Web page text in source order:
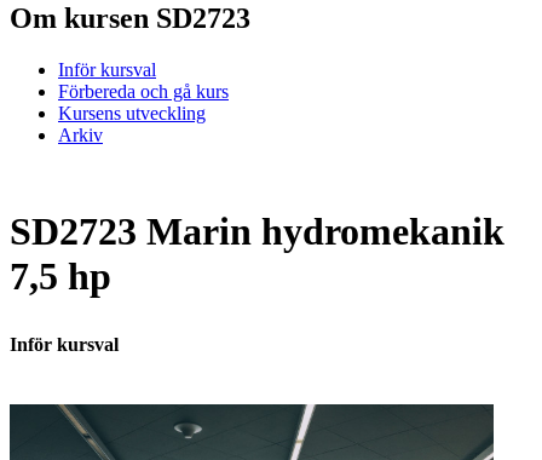
Om kursen SD2723
Inför kursval
Förbereda och gå kurs
Kursens utveckling
Arkiv
SD2723 Marin hydromekanik
7,5 hp
Inför kursval